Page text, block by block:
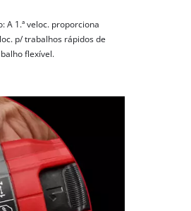
A 1.ª veloc. proporciona
p/ trabalhos rápidos de
flexível.